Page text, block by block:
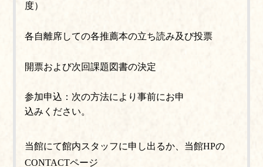
度）
各自離席しての各推薦本の立ち読み及び投票
開票および次回課題図書の決定
参加申込：次の方法により事前にお申
込みください。
当館にて館内スタッフに申し出るか、当館HPの
CONTACTページ